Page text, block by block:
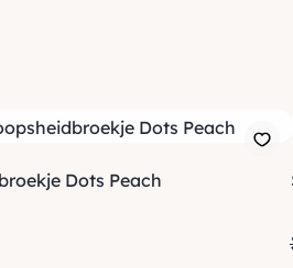
Dots Peach